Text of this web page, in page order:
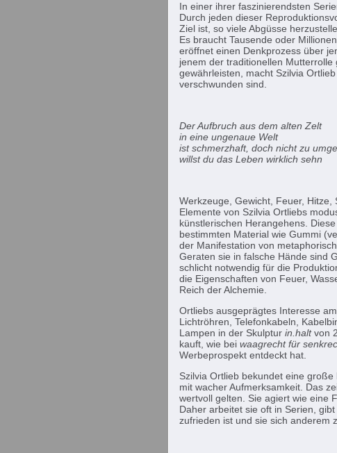
In einer ihrer faszinierendsten
Durch jeden dieser
Ziel ist, so viele Abgüsse
Es braucht Tausende oder
eröffnet einen Denkprozess über
jenem der traditionellen
gewährleisten, macht Szilvia
verschwunden sind.
Der Aufbruch aus dem alten Zelt
in eine ungenaue Welt
ist schmerzhaft, doch nicht zu
willst du das Leben wirklich sehn
Werkzeuge, Gewicht, Feuer,
Elemente von Szilvia Ortliebs
künstlerischen Herangehens.
bestimmten Material wie Gummi
der Manifestation von
Geraten sie in falsche Hände sind
schlicht notwendig für die
die Eigenschaften von Feuer,
Reich der Alchemie.
Ortliebs ausgeprägtes Interesse
Lichtröhren, Telefonkabeln,
Lampen in der Skulptur in.haltvon
kauft, wie bei waagrecht für
Werbeprospekt entdeckt hat.
Szilvia Ortlieb bekundet eine
mit wacher Aufmerksamkeit. Das
wertvoll gelten. Sie agiert wie eine
Daher arbeitet sie oft in Serien,
zufrieden ist und sie sich anderem